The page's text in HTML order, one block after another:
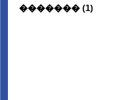
������� (1)